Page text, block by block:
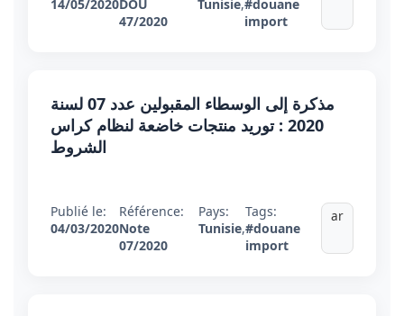
14/05/2020DOU
47/2020
Tunisie,#douane
import
مذكرة إلى الوسطاء المقبولين عدد 07 لسنة
2020 : توريد منتجات خاضعة لنظام كراس
الشروط
Publié le:
04/03/2020
Référence:
Note
07/2020
Pays:
Tunisie,
Tags:
#douane
import
ar